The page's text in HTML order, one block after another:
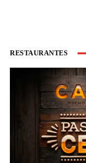
RESTAURANTES